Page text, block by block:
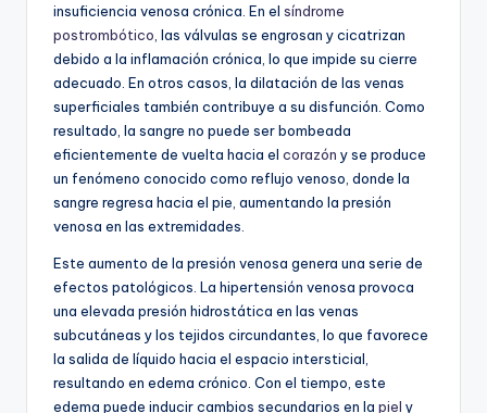
insuficiencia venosa crónica. En el síndrome
postrombótico , las válvulas se engrosan y cicatrizan
debido a la inflamación crónica, lo que impide su cierre
adecuado. En otros casos, la dilatación de las venas
superficiales también contribuye a su disfunción. Como
resultado, la sangre no puede ser bombeada
eficientemente de vuelta hacia el corazón y se produce
un fenómeno conocido como reflujo venoso, donde la
sangre regresa hacia el pie, aumentando la presión
venosa en las extremidades.
Este aumento de la presión venosa genera una serie de
efectos patológicos. La hipertensión venosa provoca
una elevada presión hidrostática en las venas
subcutáneas y los tejidos circundantes, lo que favorece
la salida de líquido hacia el espacio intersticial,
resultando en edema crónico. Con el tiempo, este
edema puede inducir cambios secundarios en la piel y